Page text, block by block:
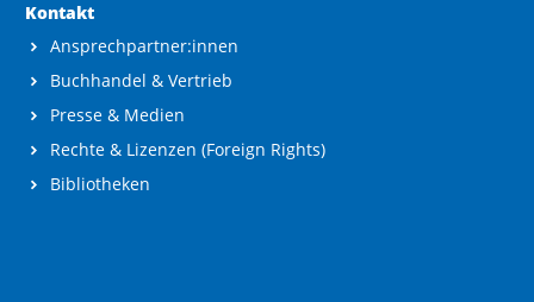
Kontakt
Ansprechpartner:innen
Buchhandel & Vertrieb
Presse & Medien
Rechte & Lizenzen (Foreign Rights)
Bibliotheken